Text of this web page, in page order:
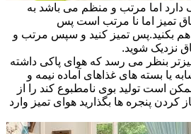
دارد اما مرتب و منظم می باشد به
تمیز اما نا مرتب است پس
بکنید.پس تمیز کنید و سپس مرتب و
نزدیک شوید.
بنظر می رسد که هوای پاکی داشته
یا بسته های غذاهای آماده نیمه و
است تولید بوی نامطبوع کند را از
کردن پنجره ها بگذارید هوای تمیز وارد